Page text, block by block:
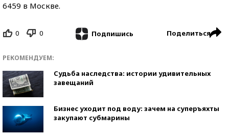
6459 в Москве.
0 0 Подпишись Поделиться
РЕКОМЕНДУЕМ:
Судьба наследства: истории удивительных
завещаний
Бизнес уходит под воду: зачем на суперъяхты
закупают субмарины